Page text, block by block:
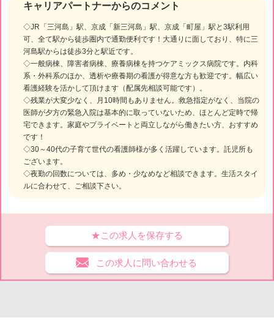
キャリアパートナーからのコメント
◇JR「三河島」駅、京成「新三河島」駅、京成「町屋」駅と3駅利用
可、全て駅から徒歩圏内で通勤便利です！大通りに面しており、特に三
河島駅からは徒歩3分と駅近です。
◇一般病棟、障害者病棟、療養病棟を持つケアミックス病院です。内科
系・外科系のほか、透析や療養期の看護が得意な方も歓迎です。幅広い
看護経験を活かして頂けます（配属先相談可能です）。
◇残業が大変少なく、月10時間もありません。救急指定がなく、当院の
医師が夕方の緊急入院は基本的に取っていないため、ほとんど定時で帰
宅できます。家庭やプライベートと両立しながら働きたい方、おすすめ
です！
◇30～40代の子育て世代の看護師様が多く活躍しています。託児所も
ございます。
◇夜勤の回数については、多め・少なめなど相談できます。生活スタイ
ルに合わせて、ご相談下さい。
★この求人を保存する
この求人に問い合わせる